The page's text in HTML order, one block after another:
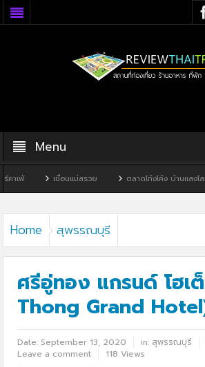
Menu
เขื่อนแม่สรวย ตลาดโก้งโค้ง บ้านแสงโสม ทิวผา
Home สุพรรณบุรี
ศรีอู่ทอง แกรนด์ โฮเ
Thong Grand
Date: September 13, 2020 in: สุพรรณบุรี
Leave a comment
118 Views